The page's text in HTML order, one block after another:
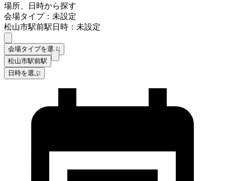
場所、日時から探す
会場タイプ：未設定
松山市駅前駅日時：未設定
会場タイプを選ぶ
松山市駅前駅
日時を選ぶ